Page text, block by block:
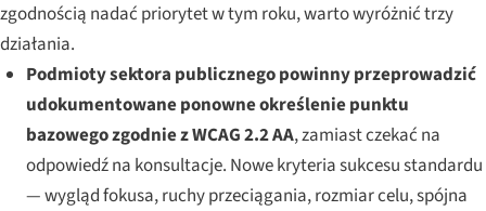
zgodnością nadać priorytet w tym roku, warto wyróżnić trzy
działania.
Podmioty sektora publicznego powinny przeprowadzić
udokumentowane ponowne określenie punktu
bazowego zgodnie z WCAG 2.2 AA, zamiast czekać na
odpowiedź na konsultacje. Nowe kryteria sukcesu standardu
— wygląd fokusa, ruchy przeciągania, rozmiar celu, spójna